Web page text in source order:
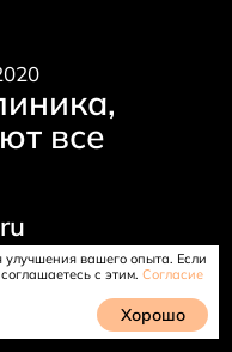
все
улучшения вашего опыта. Если
с этим. Согласие
Хорошо